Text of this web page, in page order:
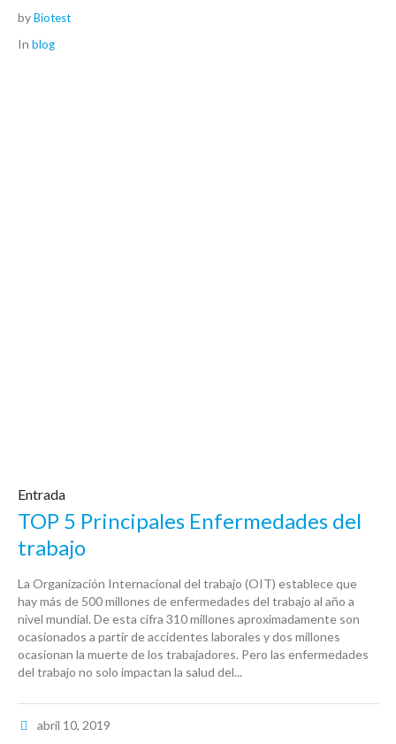
byBiotest
In blog
Entrada
TOP 5 Principales Enfermedades del
trabajo
La Organización Internacional del trabajo (OIT) establece que
hay más de 500 millones de enfermedades del trabajo al año a
nivel mundial. De esta cifra 310 millones aproximadamente son
ocasionados a partir de accidentes laborales y dos millones
ocasionan la muerte de los trabajadores. Pero las enfermedades
del trabajo no solo impactan la salud del...
abril 10, 2019